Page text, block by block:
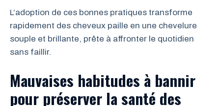
L’adoption de ces bonnes pratiques transforme
rapidement des cheveux paille en une chevelure
souple et brillante, prête à affronter le quotidien
sans faillir.
Mauvaises habitudes à bannir
pour préserver la santé des